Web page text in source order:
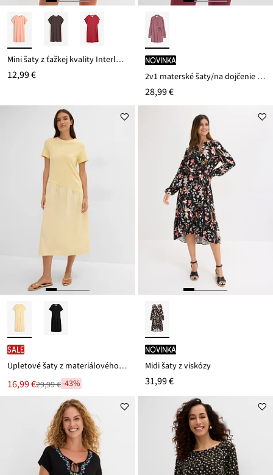
Mini šaty z ťažkej kvality Interlock
12,99 €
novinka
2v1 materské šaty/na dojčenie z padavej viskózy
28,99 €
SALE
Úpletové šaty z materiálového mixu
Nová
cena
16,99 €
Zľava 29,99 €-43%
novinka
Midi šaty z viskózy
31,99 €